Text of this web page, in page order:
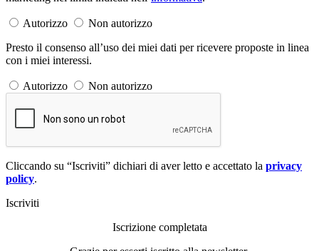
Autorizzo
Non autorizzo
Presto il consenso all’uso dei miei dati per ricevere proposte in linea
con i miei interessi.
Autorizzo Non autorizzo
Cliccando su “Iscriviti” dichiari di aver letto e accettato la privacy
policy.
Iscriviti
Iscrizione completata